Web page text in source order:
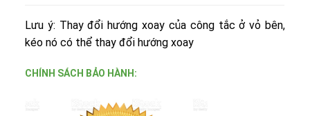
Lưu ý: Thay đổi hướng xoay của công tắc ở vỏ bên,
kéo nó có thể thay đổi hướng xoay
CHÍNH SÁCH BẢO HÀNH: